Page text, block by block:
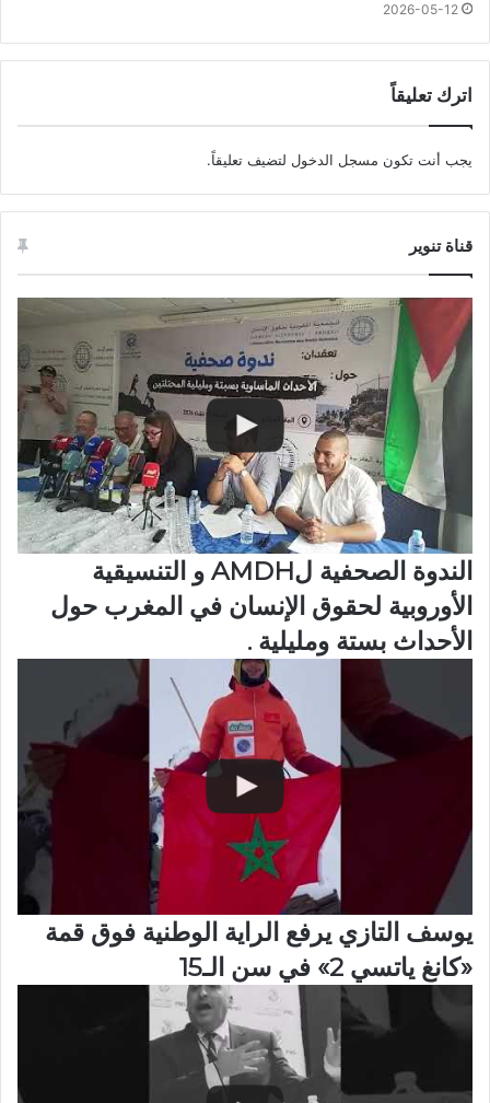
2026-05-12
اترك تعليقاً
يجب أنت تكون مسجل الدخول لتضيف تعليقاً.
قناة تنوير
الندوة الصحفية لAMDH و التنسيقية
الأوروبية لحقوق الإنسان في المغرب حول
الأحداث بستة ومليلية .
يوسف التازي يرفع الراية الوطنية فوق قمة
«كانغ ياتسي 2» في سن الـ15